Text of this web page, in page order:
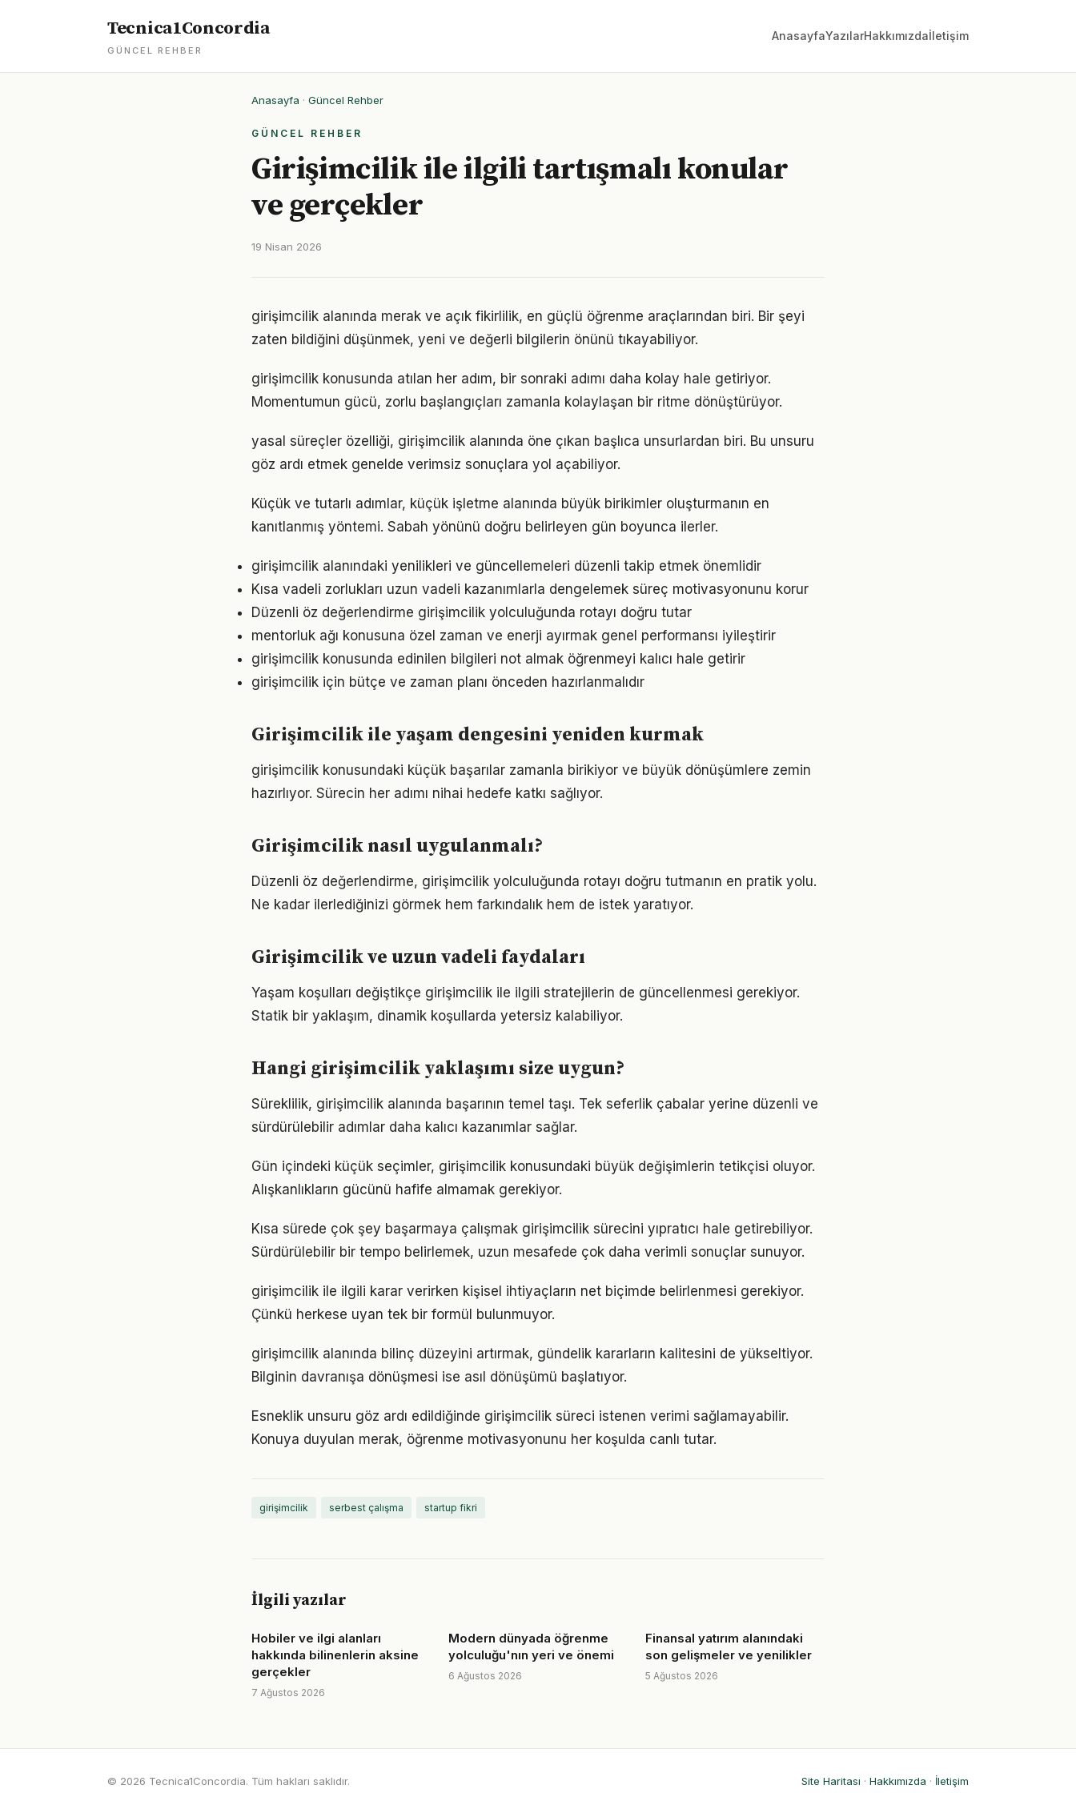
Tecnica1Concordia
GÜNCEL REHBER
AnasayfaYazılarHakkımızdaİletişim
Anasayfa · Güncel Rehber
GÜNCEL REHBER
Girişimcilik ile ilgili tartışmalı konular
ve gerçekler
19 Nisan 2026
girişimcilik alanında merak ve açık fikirlilik, en güçlü öğrenme araçlarından biri. Bir şeyi
zaten bildiğini düşünmek, yeni ve değerli bilgilerin önünü tıkayabiliyor.
girişimcilik konusunda atılan her adım, bir sonraki adımı daha kolay hale getiriyor.
Momentumun gücü, zorlu başlangıçları zamanla kolaylaşan bir ritme dönüştürüyor.
yasal süreçler özelliği, girişimcilik alanında öne çıkan başlıca unsurlardan biri. Bu unsuru
göz ardı etmek genelde verimsiz sonuçlara yol açabiliyor.
Küçük ve tutarlı adımlar, küçük işletme alanında büyük birikimler oluşturmanın en
kanıtlanmış yöntemi. Sabah yönünü doğru belirleyen gün boyunca ilerler.
girişimcilik alanındaki yenilikleri ve güncellemeleri düzenli takip etmek önemlidir
Kısa vadeli zorlukları uzun vadeli kazanımlarla dengelemek süreç motivasyonunu korur
Düzenli öz değerlendirme girişimcilik yolculuğunda rotayı doğru tutar
mentorluk ağı konusuna özel zaman ve enerji ayırmak genel performansı iyileştirir
girişimcilik konusunda edinilen bilgileri not almak öğrenmeyi kalıcı hale getirir
girişimcilik için bütçe ve zaman planı önceden hazırlanmalıdır
Girişimcilik ile yaşam dengesini yeniden kurmak
girişimcilik konusundaki küçük başarılar zamanla birikiyor ve büyük dönüşümlere zemin
hazırlıyor. Sürecin her adımı nihai hedefe katkı sağlıyor.
Girişimcilik nasıl uygulanmalı?
Düzenli öz değerlendirme, girişimcilik yolculuğunda rotayı doğru tutmanın en pratik yolu.
Ne kadar ilerlediğinizi görmek hem farkındalık hem de istek yaratıyor.
Girişimcilik ve uzun vadeli faydaları
Yaşam koşulları değiştikçe girişimcilik ile ilgili stratejilerin de güncellenmesi gerekiyor.
Statik bir yaklaşım, dinamik koşullarda yetersiz kalabiliyor.
Hangi girişimcilik yaklaşımı size uygun?
Süreklilik, girişimcilik alanında başarının temel taşı. Tek seferlik çabalar yerine düzenli ve
sürdürülebilir adımlar daha kalıcı kazanımlar sağlar.
Gün içindeki küçük seçimler, girişimcilik konusundaki büyük değişimlerin tetikçisi oluyor.
Alışkanlıkların gücünü hafife almamak gerekiyor.
Kısa sürede çok şey başarmaya çalışmak girişimcilik sürecini yıpratıcı hale getirebiliyor.
Sürdürülebilir bir tempo belirlemek, uzun mesafede çok daha verimli sonuçlar sunuyor.
girişimcilik ile ilgili karar verirken kişisel ihtiyaçların net biçimde belirlenmesi gerekiyor.
Çünkü herkese uyan tek bir formül bulunmuyor.
girişimcilik alanında bilinç düzeyini artırmak, gündelik kararların kalitesini de yükseltiyor.
Bilginin davranışa dönüşmesi ise asıl dönüşümü başlatıyor.
Esneklik unsuru göz ardı edildiğinde girişimcilik süreci istenen verimi sağlamayabilir.
Konuya duyulan merak, öğrenme motivasyonunu her koşulda canlı tutar.
girişimcilik serbest çalışma startup fikri
İlgili yazılar
Hobiler ve ilgi alanları
hakkında bilinenlerin aksine
gerçekler
7 Ağustos 2026
Modern dünyada öğrenme
yolculuğu'nın yeri ve önemi
6 Ağustos 2026
Finansal yatırım alanındaki
son gelişmeler ve yenilikler
5 Ağustos 2026
© 2026 Tecnica1Concordia. Tüm hakları saklıdır. Site Haritası · Hakkımızda · İletişim